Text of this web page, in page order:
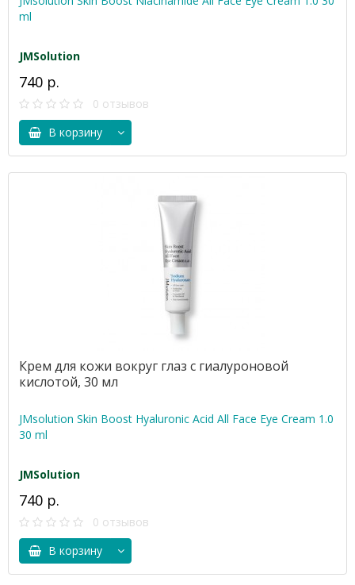
ml
JMSolution
740 р.
0 отзывов
В корзину
Крем для кожи вокруг глаз с гиалуроновой
кислотой, 30 мл
JMsolution Skin Boost Hyaluronic Acid All Face Eye Cream 1.0
30 ml
JMSolution
740 р.
0 отзывов
В корзину